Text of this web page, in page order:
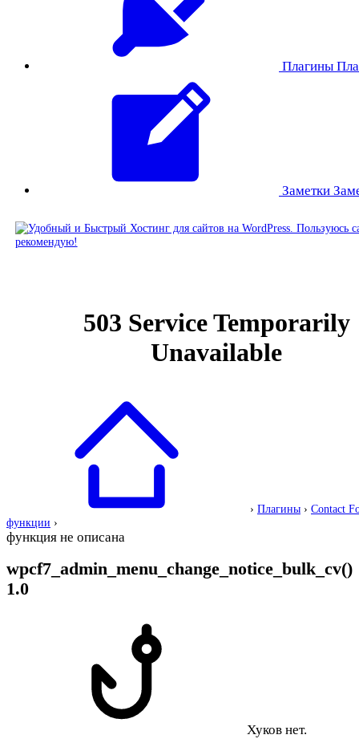
Плагины
Заметки
› Плагины › Contact
функции ›
функция не описана
wpcf7_admin_menu_change_notice_bulk_cv()
1.0
Хуков нет.